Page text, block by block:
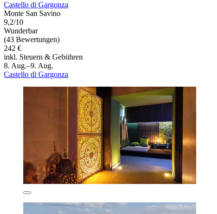
Castello di Gargonza
Monte San Savino
9,2/10
Wunderbar
(43 Bewertungen)
242 €
inkl. Steuern & Gebühren
8. Aug.–9. Aug.
Castello di Gargonza